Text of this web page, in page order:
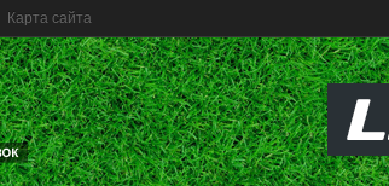
Карта сайта